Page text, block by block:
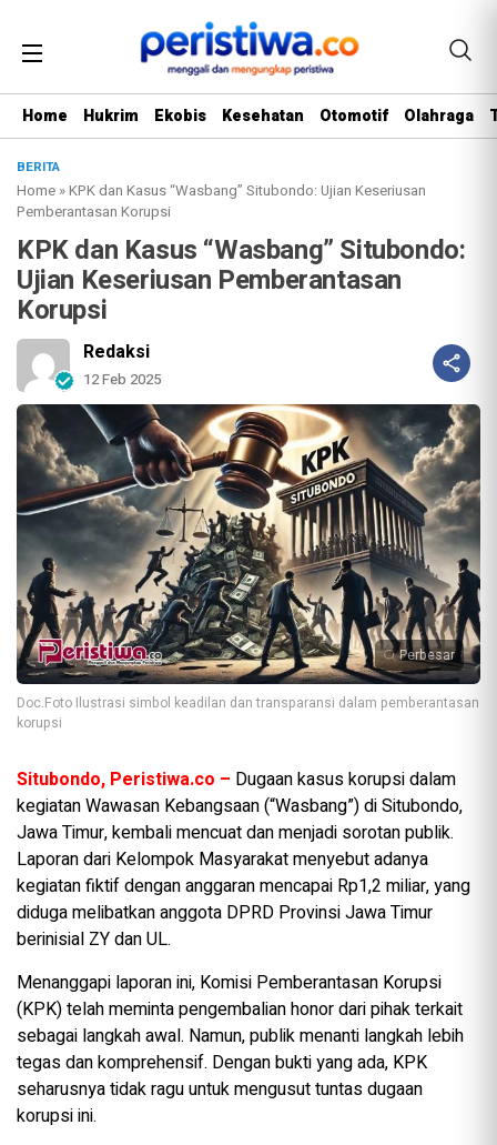
Home Hukrim Ekobis Kesehatan Otomotif Olahraga
BERITA
Home »KPK dan Kasus “Wasbang” Situbondo: Ujian Keseriusan
Pemberantasan Korupsi
KPK dan Kasus “Wasbang” Situbondo:
Ujian Keseriusan Pemberantasan
Korupsi
Redaksi
12 Feb 2025
Perbesar
Doc.Foto Ilustrasi simbol keadilan dan transparansi dalam pemberantasan
korupsi
Situbondo, Peristiwa.co – Dugaan kasus korupsi dalam
kegiatan Wawasan Kebangsaan (“Wasbang”) di Situbondo,
Jawa Timur, kembali mencuat dan menjadi sorotan publik.
Laporan dari Kelompok Masyarakat menyebut adanya
kegiatan fiktif dengan anggaran mencapai Rp1,2 miliar, yang
diduga melibatkan anggota DPRD Provinsi Jawa Timur
berinisial ZY dan UL.
Menanggapi laporan ini, Komisi Pemberantasan Korupsi
(KPK) telah meminta pengembalian honor dari pihak terkait
sebagai langkah awal. Namun, publik menanti langkah lebih
tegas dan komprehensif. Dengan bukti yang ada, KPK
seharusnya tidak ragu untuk mengusut tuntas dugaan
korupsi ini.